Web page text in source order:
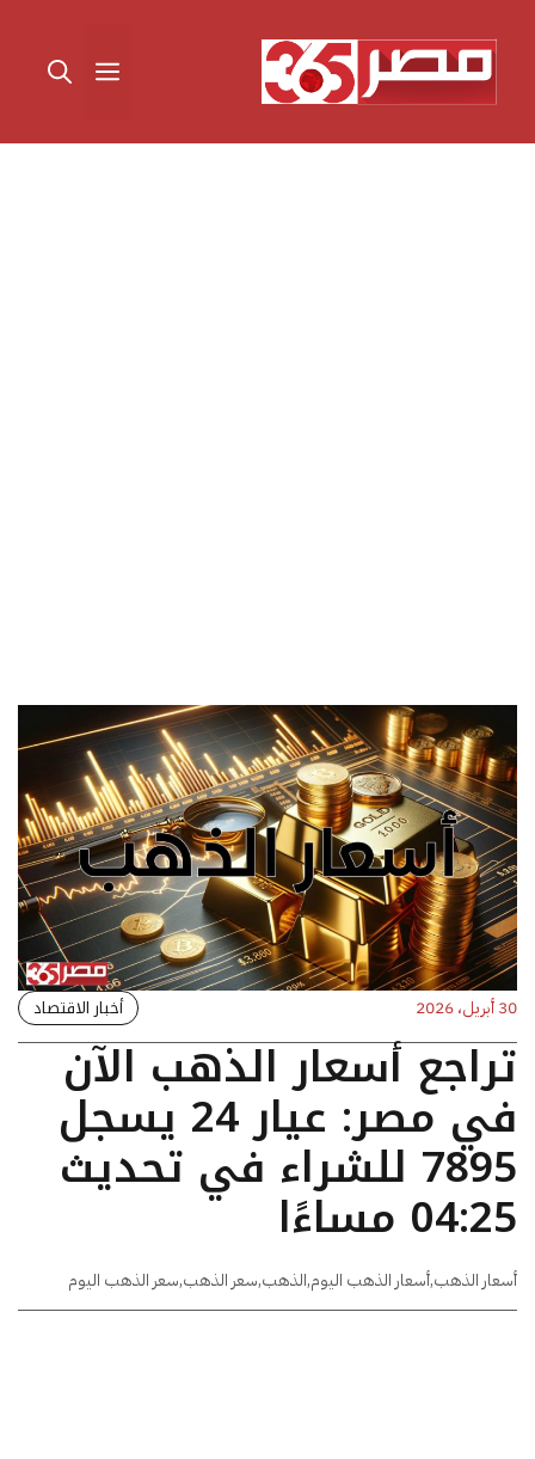
المحتوى القائمة
30 أبريل، 2026 أخبار الاقتصاد
تراجع أسعار الذهب الآن
في مصر: عيار 24 يسجل
7895 للشراء في تحديث
04:25 مساءًا
أسعار الذهب,أسعار الذهب اليوم,الذهب,سعر الذهب,سعر الذهب اليوم